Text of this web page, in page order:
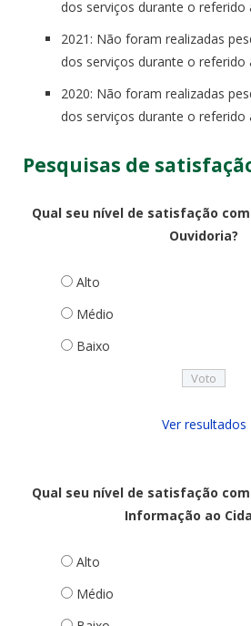
dos serviços durante o referido
2021: Não foram realizadas
dos serviços durante o referido
2020: Não foram realizadas
dos serviços durante o referido
Pesquisas de
Qual seu nível de satisfação
Ouvidoria?
Alto
Médio
Baixo
Ver resultados
Qual seu nível de satisfação
Informação ao
Alto
Médio